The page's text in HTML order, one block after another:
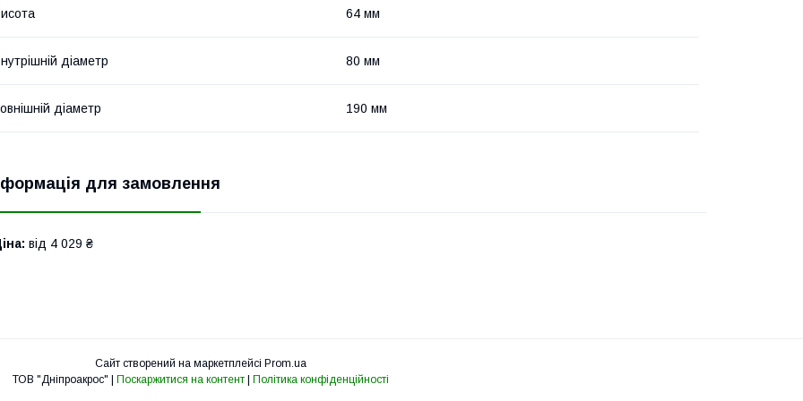
64 мм
діаметр 80 мм
діаметр 190 мм
для замовлення
від 4 029 ₴
Сайт створений на маркетплейсі Prom.ua
Поскаржитися на контент Політика конфіденційності